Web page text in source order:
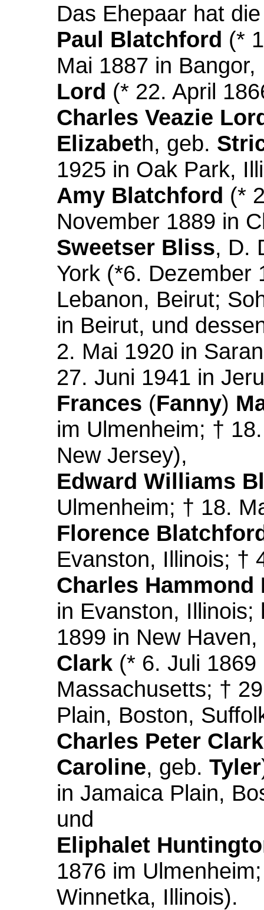
Das Ehepaar hat
Paul Blatchford (*
Mai 1887 in
Lord (* 22. April
Charles Veazie
Elizabeth, geb.
1925 in Oak Park,
Amy Blatchford (*
November 1889 in
Sweetser Bliss, D.
York (*6. Dezember
Lebanon, Beirut;
in Beirut, und
2. Mai 1920 in
27. Juni 1941 in
Frances (Fanny)
im Ulmenheim; †
New Jersey),
Edward Williams
Ulmenheim; † 18.
Florence
Evanston, Illinois; †
Charles
in Evanston,
1899 in New
Clark (* 6. Juli
Massachusetts; †
Plain, Boston,
Charles Peter Clark
Caroline, geb. Tyler
in Jamaica Plain,
und
Eliphalet
1876 im
Winnetka, Illinois).